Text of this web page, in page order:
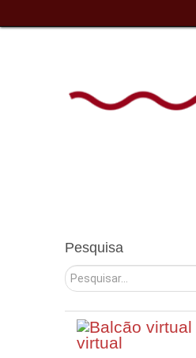
Pesquisa
Pesquisar
virtual